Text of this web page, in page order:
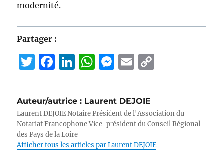
modernité.
Partager :
T
w
it
te
r
F
a
c
e
b
o
Li
n
e
d
I
W
h
s
A
p
M
e
ss
e
n
g
E
m
ai
l
o
y
Li
n
Auteur/autrice : Laurent DEJOIE
Laurent DEJOIE Notaire Président de l'Association du
Notariat Francophone Vice-président du Conseil Régional
des Pays de la Loire
Afficher tous les articles par Laurent DEJOIE